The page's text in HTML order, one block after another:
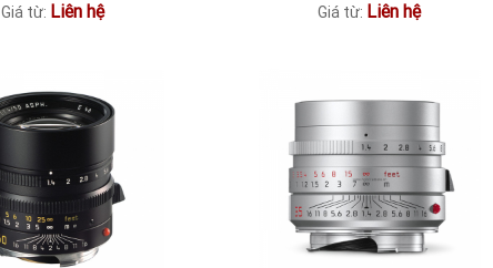
Giá từ: Liên hệ Giá từ: Liên hệ